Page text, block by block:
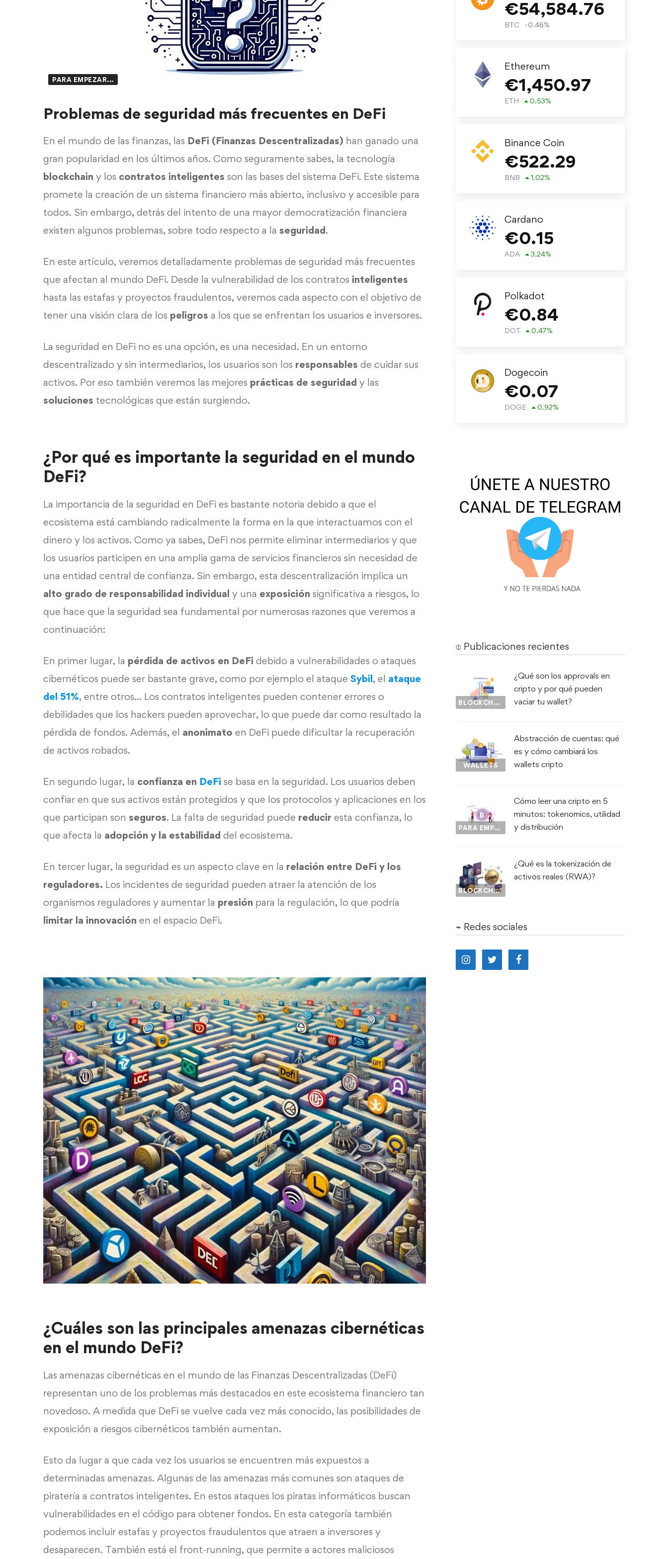
PARA EMPEZAR...
Problemas de seguridad más frecuentes en DeFi
En el mundo de las finanzas, las DeFi (Finanzas Descentralizadas) han ganado una
gran popularidad en los últimos años. Como seguramente sabes, la tecnología
blockchain y los contratos inteligentes son las bases del sistema DeFi. Este sistema
promete la creación de un sistema financiero más abierto, inclusivo y accesible para
todos. Sin embargo, detrás del intento de una mayor democratización financiera
existen algunos problemas, sobre todo respecto a la seguridad.
En este artículo, veremos detalladamente problemas de seguridad más frecuentes
que afectan al mundo DeFi. Desde la vulnerabilidad de los contratos inteligentes
hasta las estafas y proyectos fraudulentos, veremos cada aspecto con el objetivo de
tener una visión clara de los peligros a los que se enfrentan los usuarios e inversores.
La seguridad en DeFi no es una opción, es una necesidad. En un entorno
descentralizado y sin intermediarios, los usuarios son los responsables de cuidar sus
activos. Por eso también veremos las mejores prácticas de seguridad y las
soluciones tecnológicas que están surgiendo.
¿Por qué es importante la seguridad en el mundo
DeFi?
La importancia de la seguridad en DeFi es bastante notoria debido a que el
ecosistema está cambiando radicalmente la forma en la que interactuamos con el
dinero y los activos. Como ya sabes, DeFi nos permite eliminar intermediarios y que
los usuarios participen en una amplia gama de servicios financieros sin necesidad de
una entidad central de confianza. Sin embargo, esta descentralización implica un
alto grado de responsabilidad individual y una exposición significativa a riesgos, lo
que hace que la seguridad sea fundamental por numerosas razones que veremos a
continuación:
En primer lugar, la pérdida de activos en DeFi debido a vulnerabilidades o ataques
cibernéticos puede ser bastante grave, como por ejemplo el ataque Sybil, el ataque
del 51%, entre otros… Los contratos inteligentes pueden contener errores o
debilidades que los hackers pueden aprovechar, lo que puede dar como resultado la
pérdida de fondos. Además, el anonimato en DeFi puede dificultar la recuperación
de activos robados.
En segundo lugar, la confianza en DeFi se basa en la seguridad. Los usuarios deben
confiar en que sus activos están protegidos y que los protocolos y aplicaciones en los
que participan son seguros. La falta de seguridad puede reducir esta confianza, lo
que afecta la adopción y la estabilidad del ecosistema.
En tercer lugar, la seguridad es un aspecto clave en la relación entre DeFi y los
reguladores. Los incidentes de seguridad pueden atraer la atención de los
organismos reguladores y aumentar la presión para la regulación, lo que podría
limitar la innovación en el espacio DeFi.
¿Cuáles son las principales amenazas cibernéticas
en el mundo DeFi?
Las amenazas cibernéticas en el mundo de las Finanzas Descentralizadas (DeFi)
representan uno de los problemas más destacados en este ecosistema financiero tan
novedoso. A medida que DeFi se vuelve cada vez más conocido, las posibilidades de
exposición a riesgos cibernéticos también aumentan.
Esto da lugar a que cada vez los usuarios se encuentren más expuestos a
determinadas amenazas. Algunas de las amenazas más comunes son ataques de
piratería a contratos inteligentes. En estos ataques los piratas informáticos buscan
vulnerabilidades en el código para obtener fondos. En esta categoría también
podemos incluir estafas y proyectos fraudulentos que atraen a inversores y
desaparecen. También está el front-running, que permite a actores maliciosos
€54,584.76
BTC -0.46%
Ethereum
€1,450.97
ETH 0.53%
Binance Coin
€522.29
BNB 1.02%
Cardano
€0.15
ADA 3.24%
Polkadot
€0.84
DOT 0.47%
Dogecoin
€0.07
DOGE 0.92%
⌽ Publicaciones recientes
BLOCKCHAIN
¿Qué son los approvals en
cripto y por qué pueden
vaciar tu wallet?
WALLETS
Abstracción de cuentas: qué
es y cómo cambiará los
wallets cripto
PARA EMPEZAR...
Cómo leer una cripto en 5
minutos: tokenomics, utilidad
y distribución
BLOCKCHAIN
¿Qué es la tokenización de
activos reales (RWA)?
⌁ Redes sociales